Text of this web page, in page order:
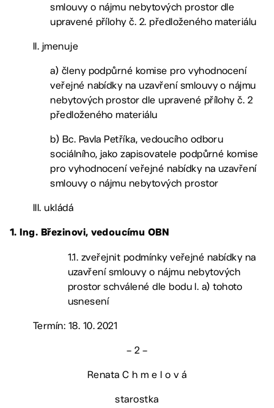
smlouvy o nájmu nebytových prostor dle
upravené přílohy č. 2. předloženého materiálu
II. jmenuje
a) členy podpůrné komise pro vyhodnocení
veřejné nabídky na uzavření smlouvy o nájmu
nebytových prostor dle upravené přílohy č. 2
předloženého materiálu
b) Bc. Pavla Petříka, vedoucího odboru
sociálního, jako zapisovatele podpůrné komise
pro vyhodnocení veřejné nabídky na uzavření
smlouvy o nájmu nebytových prostor
III. ukládá
1. Ing. Březinovi, vedoucímu OBN
1.1. zveřejnit podmínky veřejné nabídky na
uzavření smlouvy o nájmu nebytových
prostor schválené dle bodu I. a) tohoto
usnesení
Termín: 18. 10. 2021
– 2 –
Renata C h m e l o v á
starostka